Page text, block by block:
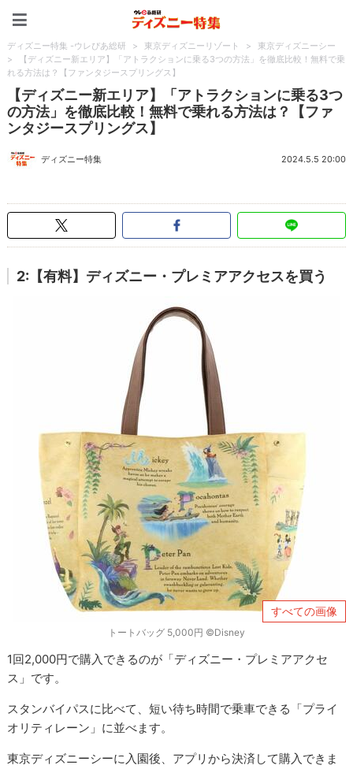
ディズニー特集 -ウレぴあ総研 > 東京ディズニーリゾート >
東京ディズニーシー
>
【ディズニー新エリア】「アトラクションに乗る3つの方法」を徹底比較！無料で乗
れる方法は？【ファンタジースプリングス】
【ディズニー新エリア】「アトラクションに乗る3つ
の方法」を徹底比較！無料で乗れる方法は？【ファ
ンタジースプリングス】
ディズニー特集 2024.5.5 20:00
2:【有料】ディズニー・プレミアアクセスを買う
すべての画像
トートバッグ 5,000円 ©Disney
1回2,000円で購入できるのが「ディズニー・プレミアアクセ
ス」です。
スタンバイパスに比べて、短い待ち時間で乗車できる「プライ
オリティレーン」に並べます。
東京ディズニーシーに入園後、アプリから決済して購入できま